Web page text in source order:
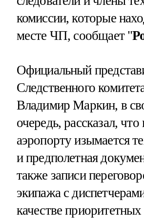
комиссии, которые
месте ЧП, сообщает "
Официальный
Следственного
Владимир Маркин, в
очередь, рассказал, что
аэропорту изымается
и предполетная
также записи
экипажа с
качестве